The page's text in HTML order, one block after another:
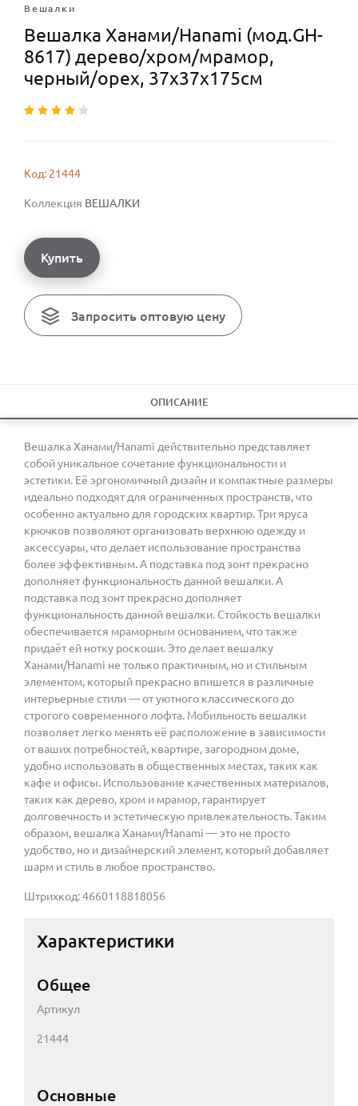
Вешалки
Вешалка Ханами/Hanami (мод.GH-
8617) дерево/хром/мрамор,
черный/орех, 37х37х175см
Код: 21444
Коллекция ВЕШАЛКИ
Купить
Запросить оптовую цену
ОПИСАНИЕ
Вешалка Ханами/Hanami действительно представляет
собой уникальное сочетание функциональности и
эстетики. Её эргономичный дизайн и компактные размеры
идеально подходят для ограниченных пространств, что
особенно актуально для городских квартир. Три яруса
крючков позволяют организовать верхнюю одежду и
аксессуары, что делает использование пространства
более эффективным. А подставка под зонт прекрасно
дополняет функциональность данной вешалки. А
подставка под зонт прекрасно дополняет
функциональность данной вешалки. Стойкость вешалки
обеспечивается мраморным основанием, что также
придаёт ей нотку роскоши. Это делает вешалку
Ханами/Hanami не только практичным, но и стильным
элементом, который прекрасно впишется в различные
интерьерные стили — от уютного классического до
строгого современного лофта. Мобильность вешалки
позволяет легко менять её расположение в зависимости
от ваших потребностей, квартире, загородном доме,
удобно использовать в общественных местах, таких как
кафе и офисы. Использование качественных материалов,
таких как дерево, хром и мрамор, гарантирует
долговечность и эстетическую привлекательность. Таким
образом, вешалка Ханами/Hanami — это не просто
удобство, но и дизайнерский элемент, который добавляет
шарм и стиль в любое пространство.
Штрихкод: 4660118818056
Характеристики
Общее
Артикул
21444
Основные